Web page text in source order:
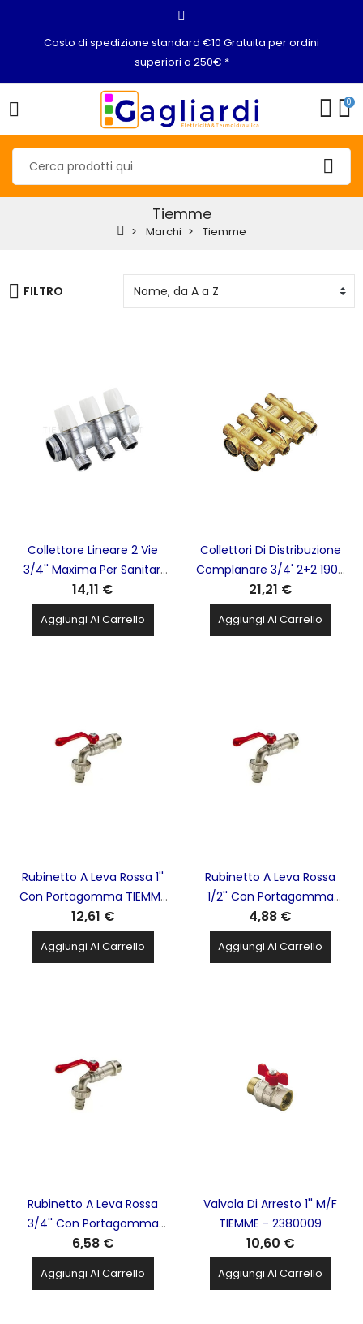
Costo di spedizione standard €10 Gratuita per ordini
superiori a 250€ *
0
Tiemme
Marchi Tiemme
FILTRO
Collettore Lineare 2 Vie
3/4'' Maxima Per Sanitari
1866K TIEMME - 1860008
14,11 €
Aggiungi Al Carrello
Collettori Di Distribuzione
Complanare 3/4' 2+2 1905
TIEMME - 1900001
21,21 €
Aggiungi Al Carrello
Rubinetto A Leva Rossa 1''
Con Portagomma TIEMME
- 2500004
12,61 €
Aggiungi Al Carrello
Rubinetto A Leva Rossa
1/2'' Con Portagomma
TIEMME - 2500001
4,88 €
Aggiungi Al Carrello
Rubinetto A Leva Rossa
3/4'' Con Portagomma
TIEMME - 2500003
6,58 €
Aggiungi Al Carrello
Valvola Di Arresto 1'' M/F
TIEMME - 2380009
10,60 €
Aggiungi Al Carrello